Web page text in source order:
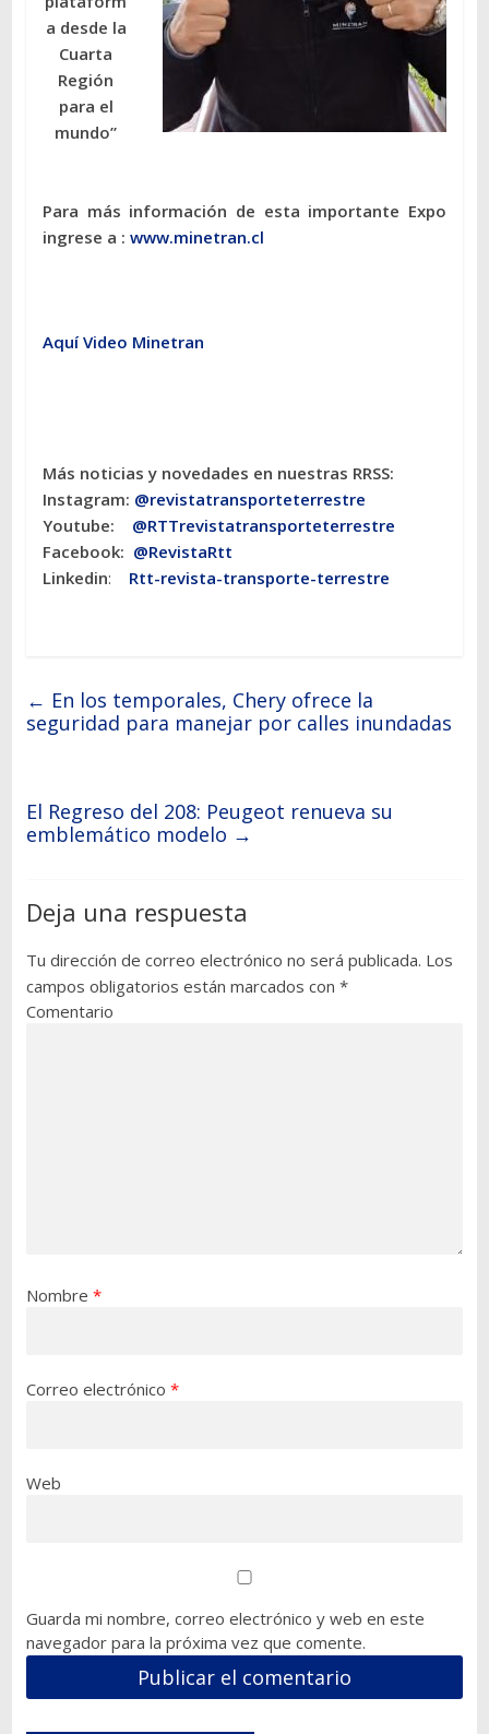
a desde la
Cuarta
Región
para el
mundo”
Para más información de esta importante Expo
ingrese a : www.minetran.cl
Aquí Video Minetran
Más noticias y novedades en nuestras RRSS:
Instagram: @revistatransporteterrestre
Youtube: @RTTrevistatransporteterrestre
Facebook: @RevistaRtt
Linkedin: Rtt-revista-transporte-terrestre
← En los temporales, Chery ofrece la
seguridad para manejar por calles inundadas
El Regreso del 208: Peugeot renueva su
emblemático modelo →
Deja una respuesta
Tu dirección de correo electrónico no será publicada. Los
campos obligatorios están marcados con *
Comentario
Nombre *
Correo electrónico *
Web
Guarda mi nombre, correo electrónico y web en este
navegador para la próxima vez que comente.